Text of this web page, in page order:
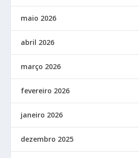
maio 2026
abril 2026
março 2026
fevereiro 2026
janeiro 2026
dezembro 2025